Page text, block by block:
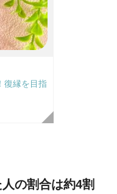
復縁を目指
の割合は約4割